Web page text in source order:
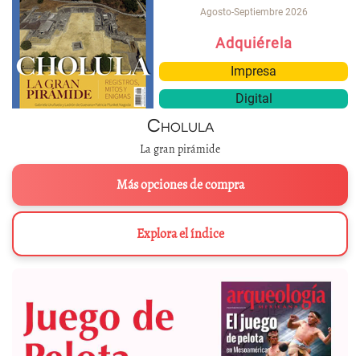
Agosto-Septiembre 2026
Adquiérela
Impresa
Digital
Cholula
La gran pirámide
Más opciones de compra
Explora el índice